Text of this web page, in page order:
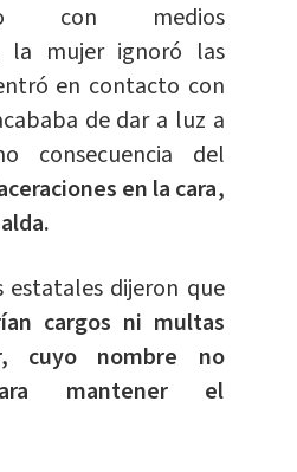
con medios
la mujer ignoró las
en contacto con
de dar a luz a
consecuencia del
en la cara,
estatales dijeron que
cargos ni multas
cuyo nombre no
mantener el